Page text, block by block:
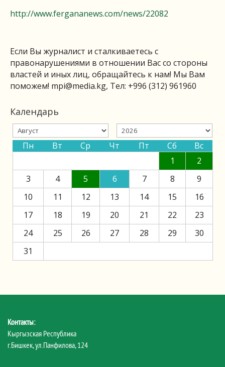
http://www.fergananews.com/news/22082
Если Вы журналист и сталкиваетесь с
правонарушениями в отношении Вас со стороны
властей и иных лиц, обращайтесь к нам! Мы Вам
поможем! mpi@media.kg, Тел: +996 (312) 961960
Календарь
Пн Вт Ср Чт Пт Сб
Вс
1
2
3
4 5 6 7 8
9
10
11 12 13 14 15
16
17
18 19 20 21 22
23
24
25 26 27 28 29
30
31
Контакты:
Кыргызская Республика
г.Бишкек, ул.Панфилова, 124